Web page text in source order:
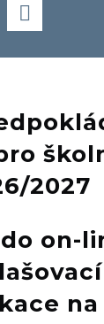
2027
on-
na